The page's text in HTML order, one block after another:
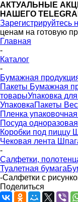
АКТУАЛЬНЫЕ
НАШЕГО
Зарегистрируйтесь
ценам на готовую
Главная
-
Каталог
-
Бумажная
Пакеты Бумажная
товарыУпаковка
УпаковкаПакеты
Пленка упаковочная
Посуда одноразовая
Коробки под пиццу
Чековая лента
-
Салфетки,
Туалетная бумага
-Салфетки с
Поделиться